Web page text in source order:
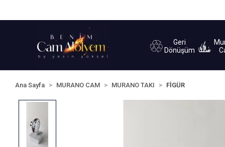
Geri
Dönüşüm
Ana Sayfa MURANO CAM MURANO TAKI FİGÜR